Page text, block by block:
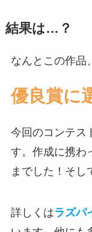
結果は…？
なんとこの作品、
優良賞に
今回のコンテス
す。作成に携わ
までした！そし
詳しくはラズパ